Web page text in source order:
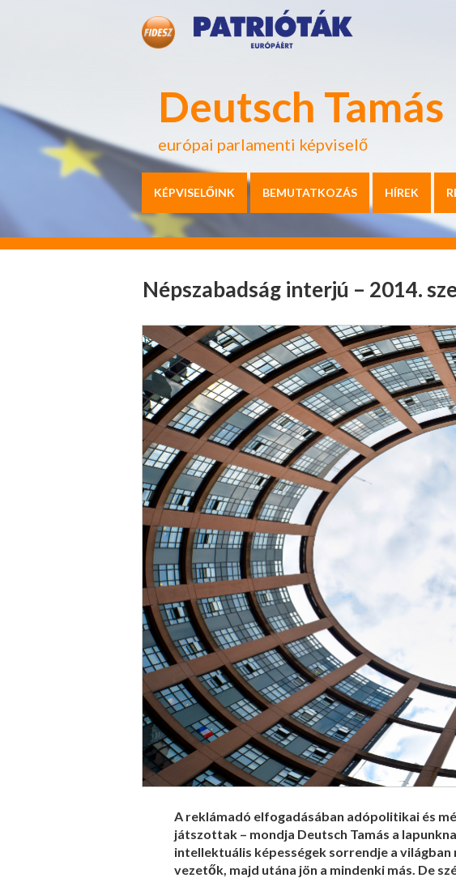
Deutsch Tamás
európai parlamenti képviselő
KÉPVISELŐINK BEMUTATKOZÁS HÍREK
Népszabadság interjú – 2014.
A reklámadó elfogadásában adópolitikai és
játszottak – mondja Deutsch Tamás a
intellektuális képességek sorrendje a
vezetők, majd utána jön a mindenki más. De